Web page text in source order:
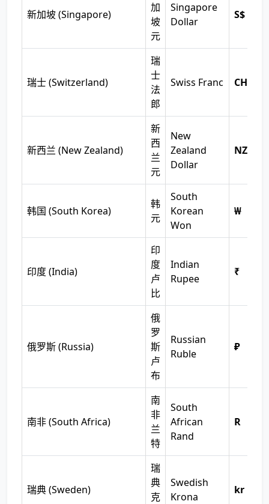
新加坡 (Singapore)
加
坡
元
Singapore
Dollar
S$
瑞士 (Switzerland)
瑞
士
法
郎
Swiss Franc CHF
新西兰 (New Zealand)
新
西
兰
元
New
Zealand
Dollar
NZ$
韩国 (South Korea)
韩
元
South
Korean
Won
₩
印度 (India)
印
度
卢
比
Indian
Rupee
₹
俄罗斯 (Russia)
俄
罗
斯
卢
布
Russian
Ruble
₽
南非 (South Africa)
南
非
兰
特
South
African
Rand
R
瑞典 (Sweden)
瑞
典
克
Swedish
Krona
kr